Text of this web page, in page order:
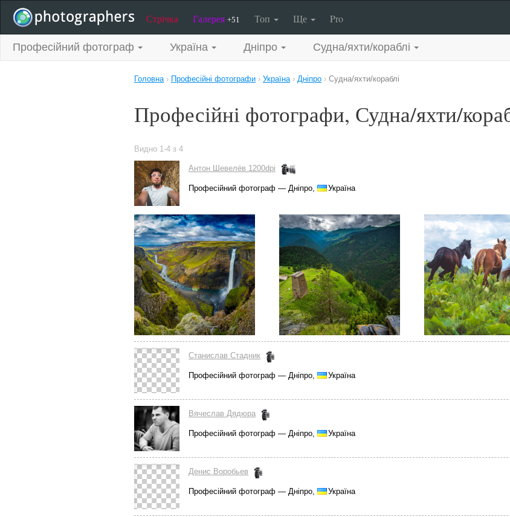
Стрічка Галерея +51 Топ Ще Pro
Професійний фотограф Україна Дніпро Судна/яхти/кораблі
Головна› Професійні фотографи › Україна› Дніпро › Судна/яхти/кораблі
Професійні фотографи, Судна/яхти/
Видно 1-4 з 4
Антон Шевелёв 1200dpi
Професійний фотограф — Дніпро, Україна
Станислав Стадник
Професійний фотограф — Дніпро, Україна
Вячеслав Дядюра
Професійний фотограф — Дніпро, Україна
Денис Воробьев
Професійний фотограф — Дніпро, Україна